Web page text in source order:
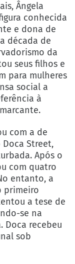
Ângela
conhecida
e dona de
década de
da
seus filhos e
para mulheres
social a
à
com a de
Doca Street,
Após o
com quatro
entanto, a
primeiro
a tese de
se na
recebeu
sob